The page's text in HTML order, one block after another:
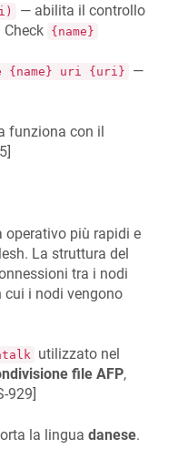
— abilita il controllo
Check {name}
{name} uri {uri}
—
funziona con il
]
operativo più rapidi e
La struttura del
tra i nodi
cui i nodi vengono
utilizzato nel
file AFP,
929]
la lingua danese.